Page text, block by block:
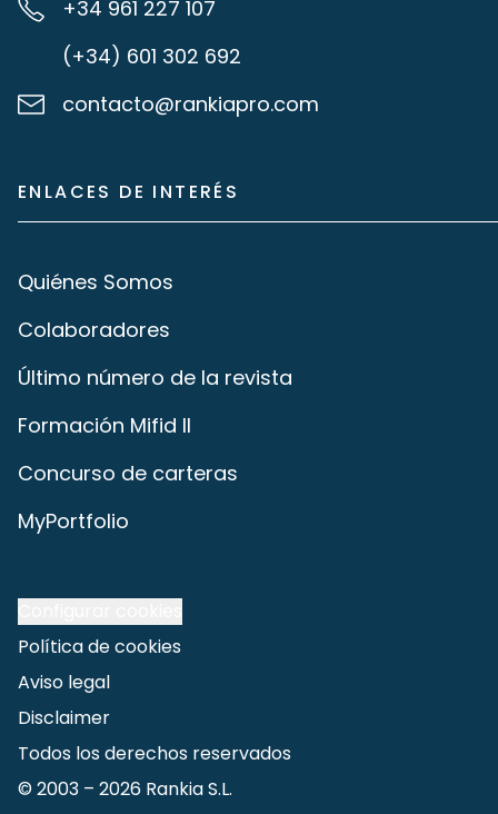
+34 961 227 107
(+34) 601 302 692
contacto@rankiapro.com
ENLACES DE INTERÉS
Quiénes Somos
Colaboradores
Último número de la revista
Formación Mifid II
Concurso de carteras
MyPortfolio
Política de cookies
Aviso legal
Disclaimer
Todos los derechos reservados
© 2003 – 2026 Rankia S.L.